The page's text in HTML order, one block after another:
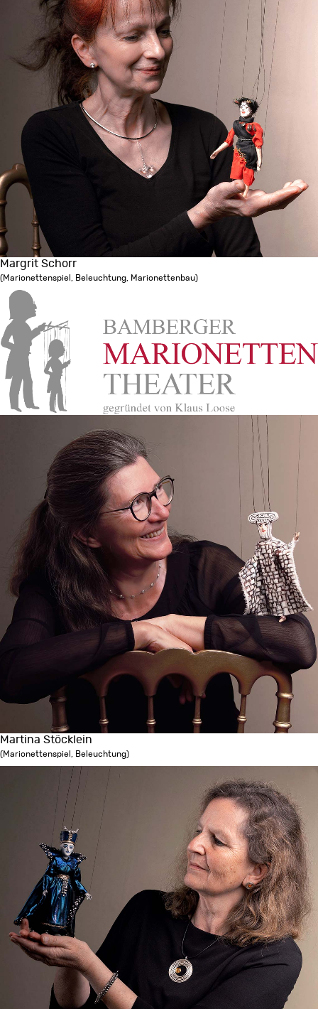
Margrit Schorr
(Marionettenspiel, Beleuchtung, Marionettenbau)
Martina Stöcklein
(Marionettenspiel, Beleuchtung)